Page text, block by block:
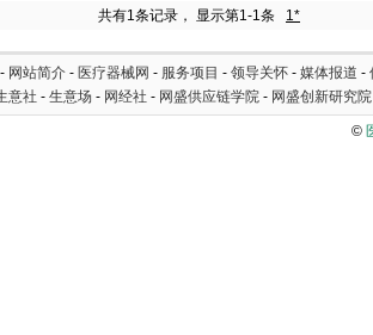
共有1条记录， 显示第1-1条 1*
- 网站简介 - 医疗器械网 - 服务项目 - 领导关怀 - 媒体报道 -
意社 - 生意场 - 网经社 - 网盛供应链学院 - 网盛创新研究院
©